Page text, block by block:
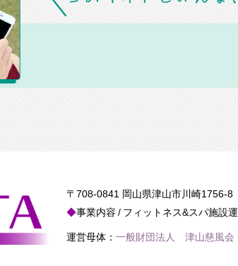
〒708-0841 岡山県津山市川崎1756-8
事業内容
フィットネス&スパ施設
運営母体： 一般財団法人 津山慈風会